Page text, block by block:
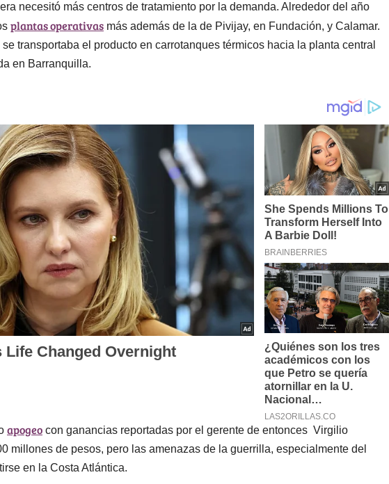
necesitó más centros de tratamiento por la demanda. Alrededor del año
plantas operativas más además de la de Pivijay, en Fundación, y Calamar.
transportaba el producto en carrotanques térmicos hacia la planta central
en Barranquilla.
apogeo con ganancias reportadas por el gerente de entonces Virgilio
millones de pesos, pero las amenazas de la guerrilla, especialmente del
en la Costa Atlántica.